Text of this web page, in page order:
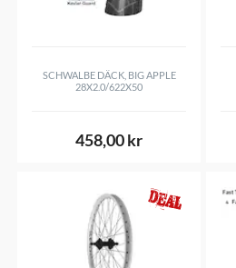
SCHWALBE DÄCK, BIG APPLE
28X2.0/622X50
458,00 kr